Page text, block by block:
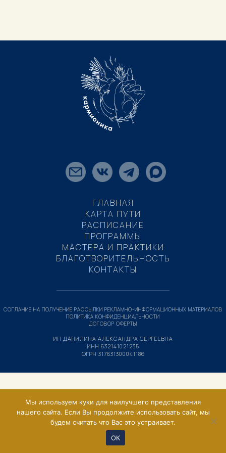
ГЛАВНАЯ
КАРТА ПУТИ
РАСПИСАНИЕ
ПРОГРАММЫ
МАСТЕРА И ПРАКТИКИ
БЛАГОТВОРИТЕЛЬНОСТЬ
КОНТАКТЫ
ИП ДАНИЛИНА АЛЕКСАНДРА СЕРГЕЕВНА
ИНН 632141021235
ОГРН 317631300041186
СОГЛАНИЕ НА ПОЛУЧЕНИЕ РАССЫЛКИ РЕКЛАМНО-ИНФОРМАЦИОННЫХ МАТЕРИАЛОВ
ПОЛИТИКА КОНФИДЕНЦИАЛЬНОСТИ
ДОГОВОР ОФЕРТЫ
Мы используем куки для наилучшего представления
нашего сайта. Если Вы продолжите использовать сайт, мы
будем считать что Вас это устраивает.
ОК